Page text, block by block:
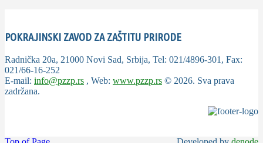
POKRAJINSKI ZAVOD ZA ZAŠTITU PRIRODE
Radnička 20a, 21000 Novi Sad, Srbija, Tel: 021/4896-301, Fax:
021/66-16-252
E-mail: info@pzzp.rs , Web: www.pzzp.rs © 2026. Sva prava
zadržana.